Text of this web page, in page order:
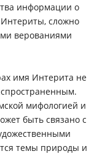
информации о
сложно
верованиями
имя Интерита не
мифологией и
быть связано с
темы природы и